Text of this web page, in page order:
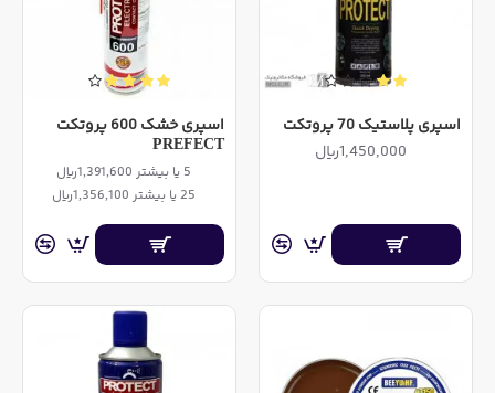
اسپری پلاستیک 70 پروتکت
1,450,000ریال
اسپری خشک 600 پروتکت
PREFECT
5 یا بیشتر 1,391,600ریال
25 یا بیشتر 1,356,100ریال